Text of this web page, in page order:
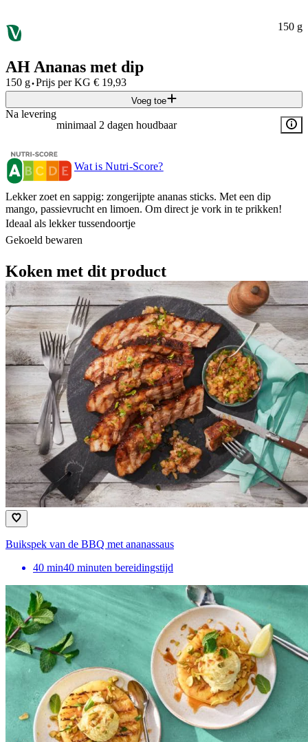
150 g
AH Ananas met dip
150 g·Prijs per KG € 19,93
Voeg toe
Na levering
minimaal 2 dagen houdbaar
Wat is Nutri-Score?
Lekker zoet en sappig: zongerijpte ananas sticks. Met een dip
mango, passievrucht en limoen. Om direct je vork in te prikken!
Ideaal als lekker tussendoortje
Gekoeld bewaren
Koken met dit product
Buikspek van de BBQ met ananassaus
40 min40 minuten bereidingstijd